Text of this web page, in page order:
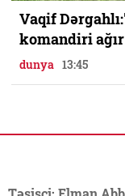
Vaqif
komandiri
dunya 13:45